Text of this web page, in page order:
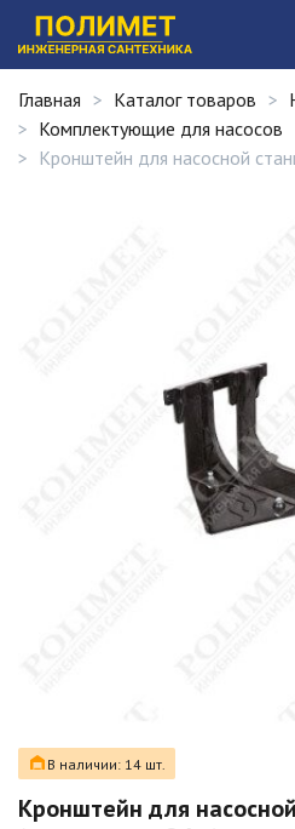
Главная Каталог товаров
Комплектующие для насосов
Кронштейн для насосной
В наличии: 14 шт.
Кронштейн для